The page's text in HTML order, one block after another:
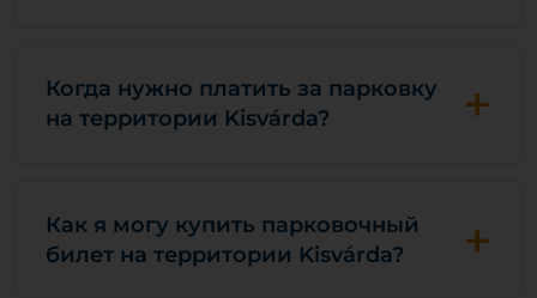
Когда нужно платить за парковку
на территории Kisvárda?
+
Как я могу купить парковочный
билет на территории Kisvárda?
+